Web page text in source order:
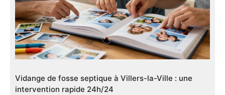
Vidange de fosse septique à Villers-la-Ville : une
intervention rapide 24h/24